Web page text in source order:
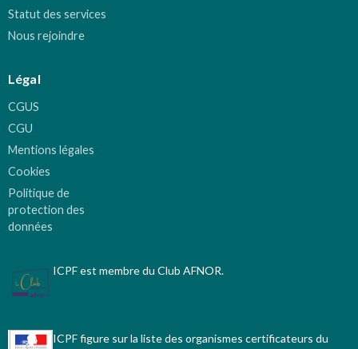
Statut des services
Nous rejoindre
Légal
CGUS
CGU
Mentions légales
Cookies
Politique de
protection des
données
ICPF est membre du Club AFNOR.
ICPF figure sur la liste des organismes certificateurs du